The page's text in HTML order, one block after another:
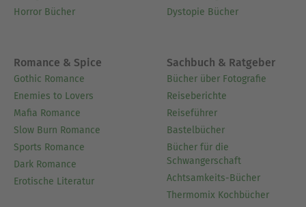
Horror Bücher
Dystopie Bücher
Romance & Spice
Gothic Romance
Enemies to Lovers
Mafia Romance
Slow Burn Romance
Sports Romance
Dark Romance
Erotische Literatur
Sachbuch & Ratgeber
Bücher über Fotografie
Reiseberichte
Reiseführer
Bastelbücher
Bücher für die
Schwangerschaft
Achtsamkeits-Bücher
Thermomix Kochbücher